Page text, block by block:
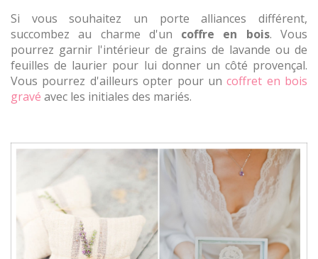
Si vous souhaitez un porte alliances différent,
succombez au charme d'un coffre en bois. Vous
pourrez garnir l'intérieur de grains de lavande ou de
feuilles de laurier pour lui donner un côté provençal.
Vous pourrez d'ailleurs opter pour uncoffret en bois
gravé avec les initiales des mariés.